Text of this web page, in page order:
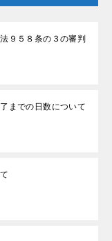
９５８条の３の審判
までの日数について